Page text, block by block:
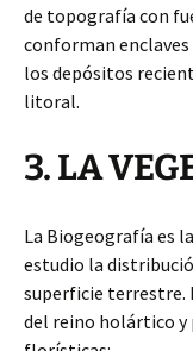
de topografía con
conforman
los depósitos
litoral.
3. LA
La Biogeografía es
estudio la
superficie terrestre.
del reino holártico y